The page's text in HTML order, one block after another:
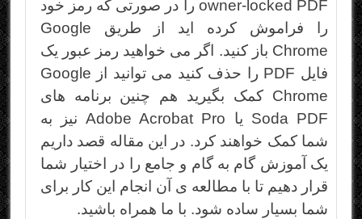
owner-locked PDF را در صورتی که رمز خود
را فراموش کرده اید از طریق Google
Chrome باز کنید. اگر می خواهید رمز عبور یک
فایل PDF را حذف کنید می توانید از Google
Chrome کمک بگیرید هم چنین برنامه های
Soda PDF یا Adobe Acrobat Pro نیز به
شما کمک خواهند کرد. در این مقاله قصد داریم
یک آموزش گام به گام و جامع را در اختیار شما
قرار دهیم تا با مطالعه ی آن انجام این کار برای
شما بسیار ساده شود. با ما همراه باشید.